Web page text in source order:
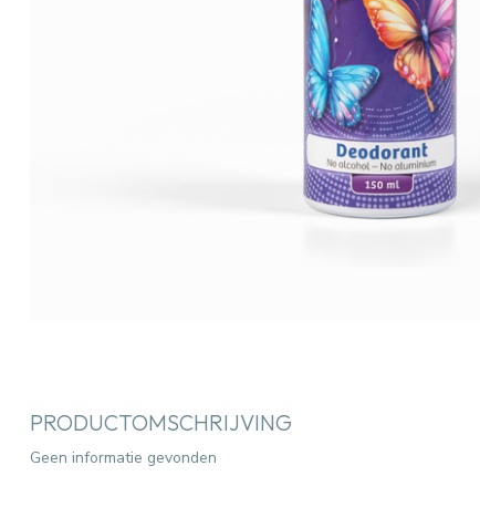
PRODUCTOMSCHRIJVING
Geen informatie gevonden